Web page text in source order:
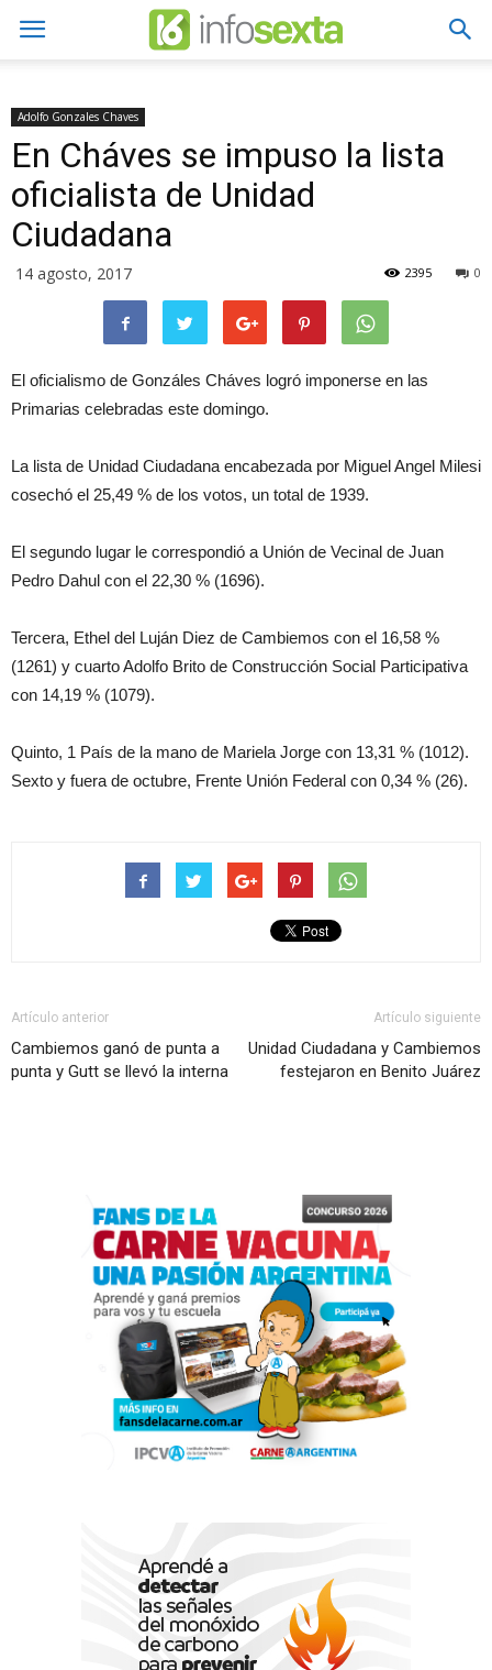
Adolfo Gonzales Chaves
En Cháves se impuso la lista
oficialista de Unidad
Ciudadana
14 agosto, 2017 0
2395
El oficialismo de Gonzáles Cháves logró imponerse en las
Primarias celebradas este domingo.
La lista de Unidad Ciudadana encabezada por Miguel Angel Milesi
cosechó el 25,49 % de los votos, un total de 1939.
El segundo lugar le correspondió a Unión de Vecinal de Juan
Pedro Dahul con el 22,30 % (1696).
Tercera, Ethel del Luján Diez de Cambiemos con el 16,58 %
(1261) y cuarto Adolfo Brito de Construcción Social Participativa
con 14,19 % (1079).
Quinto, 1 País de la mano de Mariela Jorge con 13,31 % (1012).
Sexto y fuera de octubre, Frente Unión Federal con 0,34 % (26).
Artículo anterior
Cambiemos ganó de punta a
punta y Gutt se llevó la interna
Artículo siguiente
Unidad Ciudadana y Cambiemos
festejaron en Benito Juárez